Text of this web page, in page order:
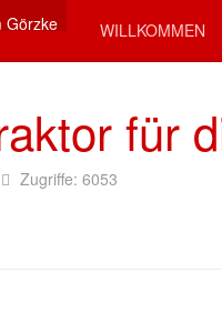
WILLKOMMEN
für
Zugriffe: 6053